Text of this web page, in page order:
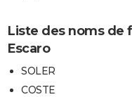
Liste des noms de
Escaro
SOLER
COSTE